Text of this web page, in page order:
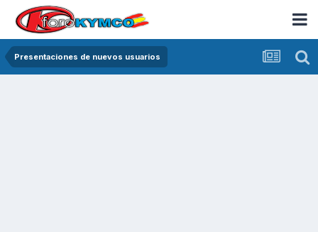
Presentaciones de nuevos usuarios